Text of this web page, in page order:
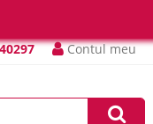
Contul meu